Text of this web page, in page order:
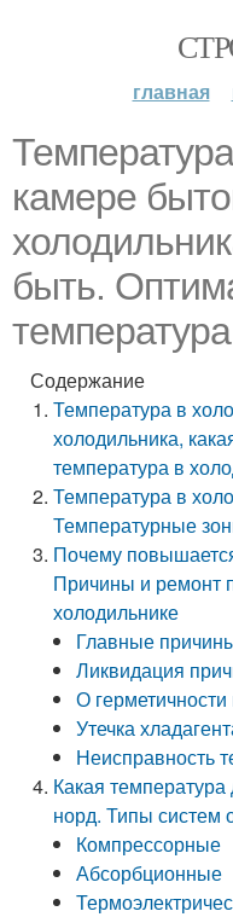
главная
камере
быть.
Содержание
Температура в
холодильника,
температура в
Температура в
Температурные
Почему
Причины и ремонт
холодильнике
Главные
Ликвидация
О герметичности
Утечка
Неисправность
Какая
норд. Типы систем
Компрессорные
Абсорбционные